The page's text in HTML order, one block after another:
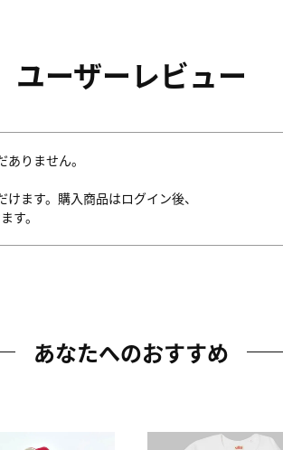
ユーザーレビュー
りません。
ます。購入商品はログイン後、
す。
あなたへのおすすめ